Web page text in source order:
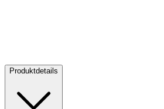
Produktdetails